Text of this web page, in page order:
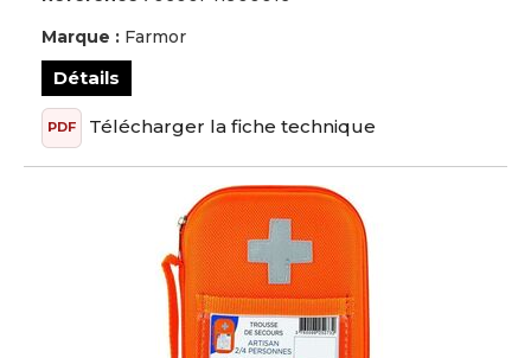
Marque : Farmor
Détails
PDF Télécharger la fiche technique